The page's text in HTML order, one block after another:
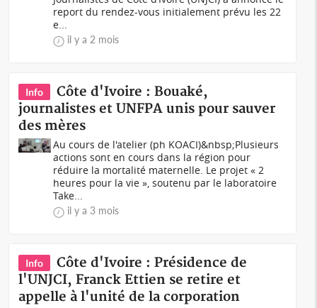
report du rendez-vous initialement prévu les 22
e...
il y a 2 mois
Info
Côte d'Ivoire : Bouaké,
journalistes et UNFPA unis pour sauver
des mères
Au cours de l'atelier (ph KOACI)&nbsp;Plusieurs
actions sont en cours dans la région pour
réduire la mortalité maternelle. Le projet « 2
heures pour la vie », soutenu par le laboratoire
Take...
il y a 3 mois
Info
Côte d'Ivoire : Présidence de
l'UNJCI, Franck Ettien se retire et
appelle à l'unité de la corporation